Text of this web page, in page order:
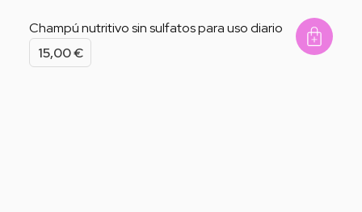
Champú nutritivo sin sulfatos para uso diario
15,00€ Add